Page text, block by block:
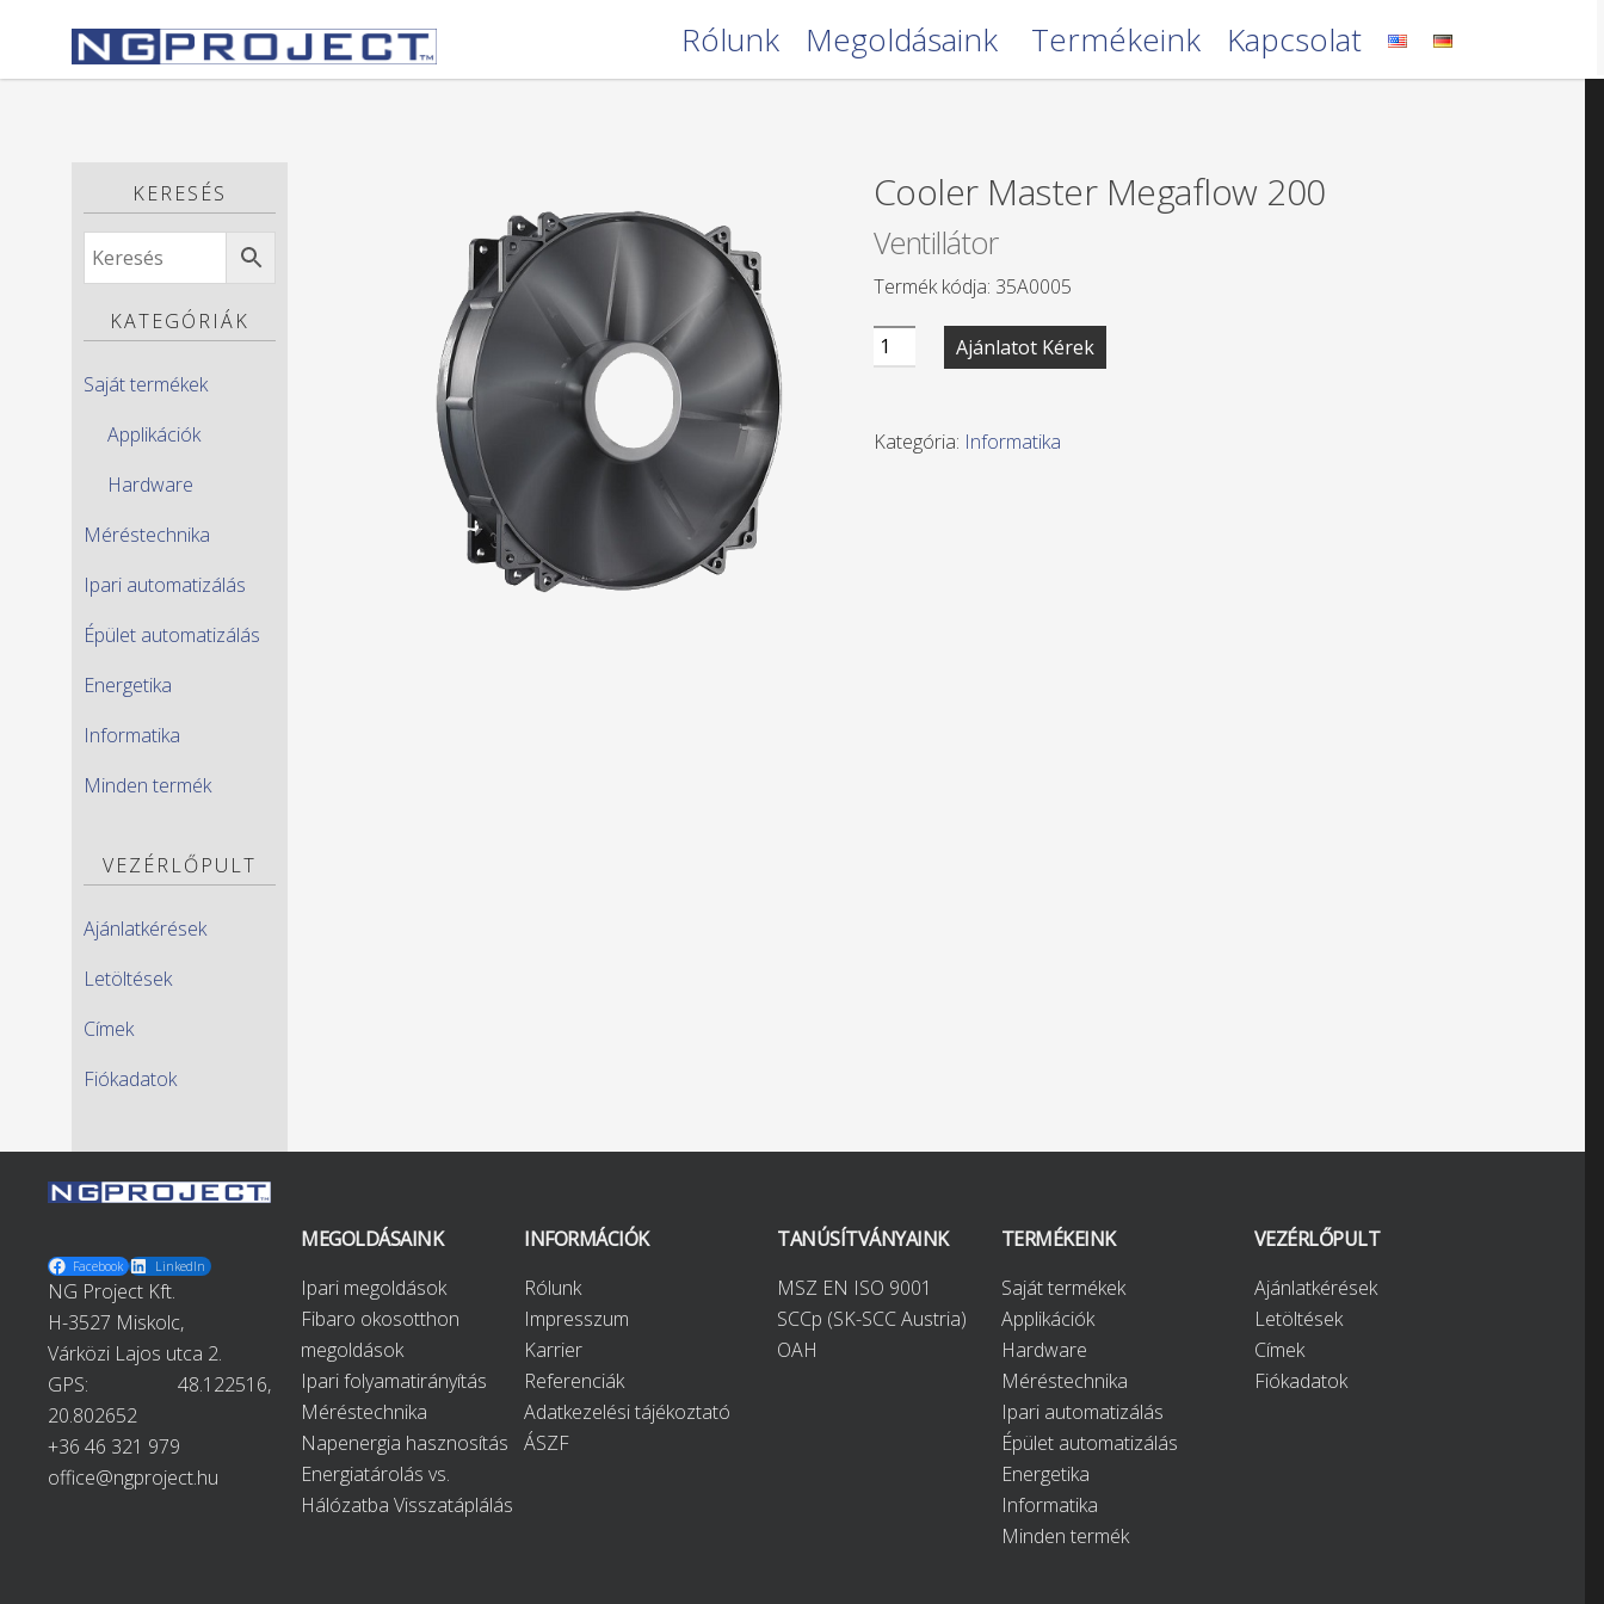
Rólunk Megoldásaink Termékeink Kapcsolat
KERESÉS
KATEGÓRIÁK
Saját termékek
Applikációk
Hardware
Méréstechnika
Ipari automatizálás
Épület automatizálás
Energetika
Informatika
Minden termék
VEZÉRLŐPULT
Ajánlatkérések
Letöltések
Címek
Fiókadatok
Cooler Master Megaflow 200
Ventillátor
Termék kódja: 35A0005
Cooler
Master
200
Ajánlatot Kérek
Kategória: Informatika
Facebook LinkedIn
NG Project Kft.
H-3527 Miskolc,
Várközi Lajos utca 2.
GPS:48.122516,
20.802652
+36 46 321 979
office@ngproject.hu
MEGOLDÁSAINK
Ipari megoldások
Fibaro okosotthon
megoldások
Ipari folyamatirányítás
Méréstechnika
Napenergia hasznosítás
Energiatárolás vs.
Hálózatba Visszatáplálás
INFORMÁCIÓK
Rólunk
Impresszum
Karrier
Referenciák
Adatkezelési tájékoztató
ÁSZF
TANÚSÍTVÁNYAINK
MSZ EN ISO 9001
SCCp (SK-SCC Austria)
OAH
TERMÉKEINK
Saját termékek
Applikációk
Hardware
Méréstechnika
Ipari automatizálás
Épület automatizálás
Energetika
Informatika
Minden termék
VEZÉRLŐPULT
Ajánlatkérések
Letöltések
Címek
Fiókadatok